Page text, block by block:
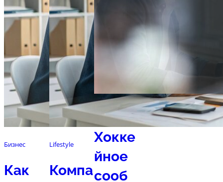
Бизнес
Как
Lifestyle
Компа
Спорт
Хокке
йное
сооб